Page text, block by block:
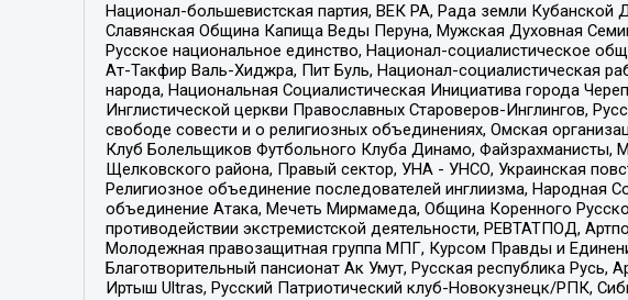
Национал-большевистская партия, ВЕК РА, Рада земли
Славянская Община Капища Веды Перуна, Мужская Духовная
Русское национальное единство, Национал-социалистическое
Ат-Такфир Валь-Хиджра, Пит Буль, Национал-социалистическая
народа, Национальная Социалистическая Инициатива города
Инглистической церкви Православных Староверов-Инглингов,
свободе совести и о религиозных объединениях, Омская
Клуб Болельщиков Футбольного Клуба Динамо, Файзрахманисты,
Щелковского района, Правый сектор, УНА - УНСО, Украинская
Религиозное объединение последователей инглиизма, Народная
объединение Атака, Мечеть Мирмамеда, Община Коренного
противодействии экстремистской деятельности, РЕВТАТПОД,
Молодежная правозащитная группа МПГ, Курсом Правды и
Благотворительный пансионат Ак Умут, Русская республика
Иртыш Ultras, Русский Патриотический клуб-Новокузнецк/РПК,